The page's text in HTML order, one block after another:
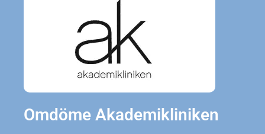
Omdöme Akademikliniken